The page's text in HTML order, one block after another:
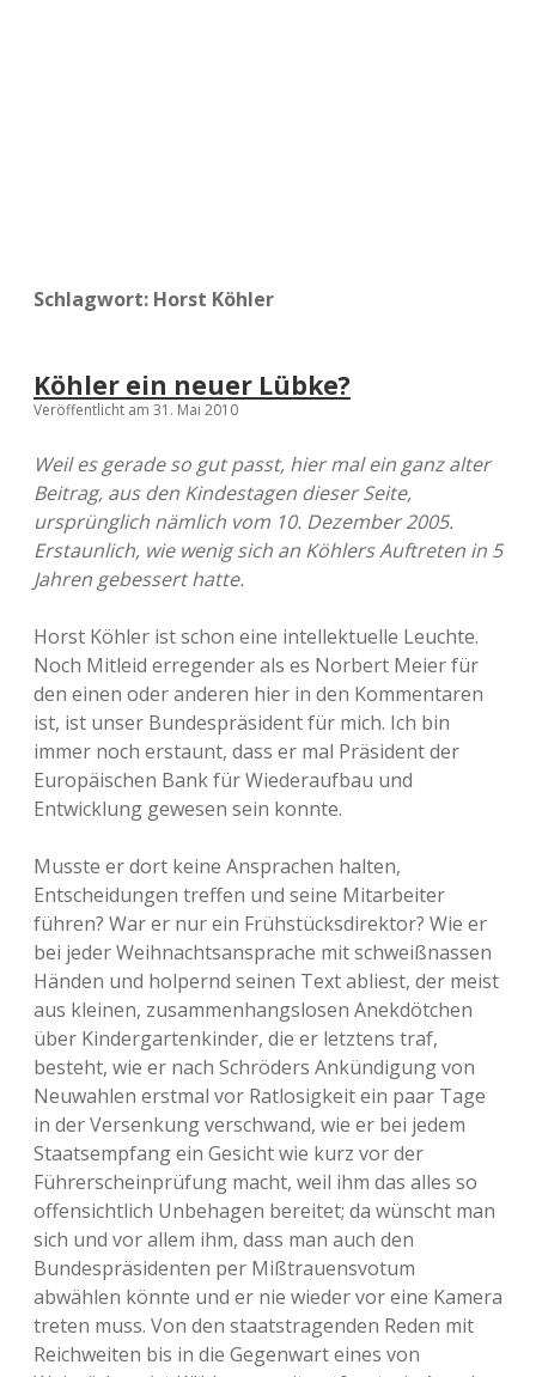
Schlagwort: Horst Köhler
Köhler ein neuer Lübke?
Veröffentlicht am 31. Mai 2010
Weil es gerade so gut passt, hier mal ein ganz alter
Beitrag, aus den Kindestagen dieser Seite,
ursprünglich nämlich vom 10. Dezember 2005.
Erstaunlich, wie wenig sich an Köhlers Auftreten in 5
Jahren gebessert hatte.
Horst Köhler ist schon eine intellektuelle Leuchte.
Noch Mitleid erregender als es Norbert Meier für
den einen oder anderen hier in den Kommentaren
ist, ist unser Bundespräsident für mich. Ich bin
immer noch erstaunt, dass er mal Präsident der
Europäischen Bank für Wiederaufbau und
Entwicklung gewesen sein konnte.
Musste er dort keine Ansprachen halten,
Entscheidungen treffen und seine Mitarbeiter
führen? War er nur ein Frühstücksdirektor? Wie er
bei jeder Weihnachtsansprache mit schweißnassen
Händen und holpernd seinen Text abliest, der meist
aus kleinen, zusammenhangslosen Anekdötchen
über Kindergartenkinder, die er letztens traf,
besteht, wie er nach Schröders Ankündigung von
Neuwahlen erstmal vor Ratlosigkeit ein paar Tage
in der Versenkung verschwand, wie er bei jedem
Staatsempfang ein Gesicht wie kurz vor der
Führerscheinprüfung macht, weil ihm das alles so
offensichtlich Unbehagen bereitet; da wünscht man
sich und vor allem ihm, dass man auch den
Bundespräsidenten per Mißtrauensvotum
abwählen könnte und er nie wieder vor eine Kamera
treten muss. Von den staatstragenden Reden mit
Reichweiten bis in die Gegenwart eines von